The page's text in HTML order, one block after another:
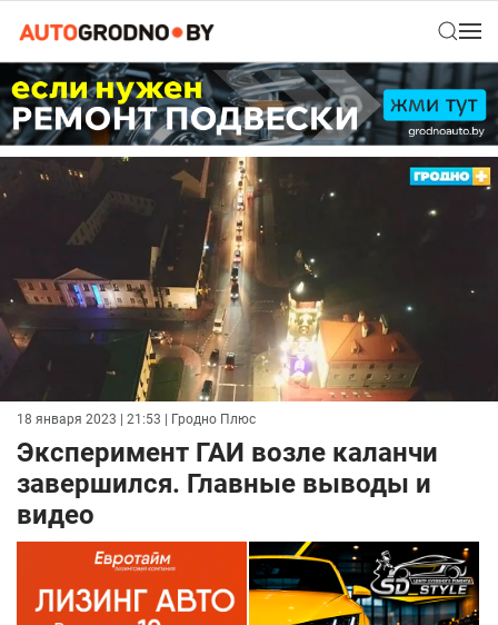
18 января 2023 | 21:53 | Гродно Плюс
Эксперимент ГАИ возле каланчи
завершился. Главные выводы и
видео